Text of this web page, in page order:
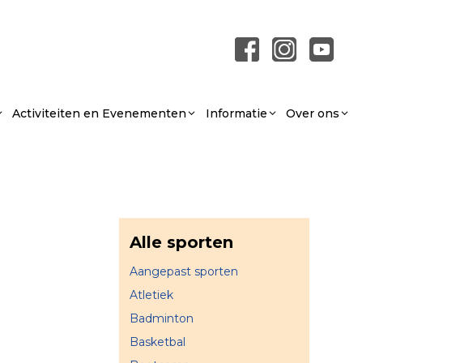
Activiteiten en Evenementen Informatie Over ons
Alle sporten
Aangepast sporten
Atletiek
Badminton
Basketbal